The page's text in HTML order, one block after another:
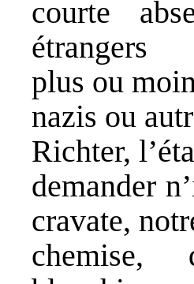
courte
étrangers
plus ou
nazis ou
Richter,
demander
cravate,
chemise,